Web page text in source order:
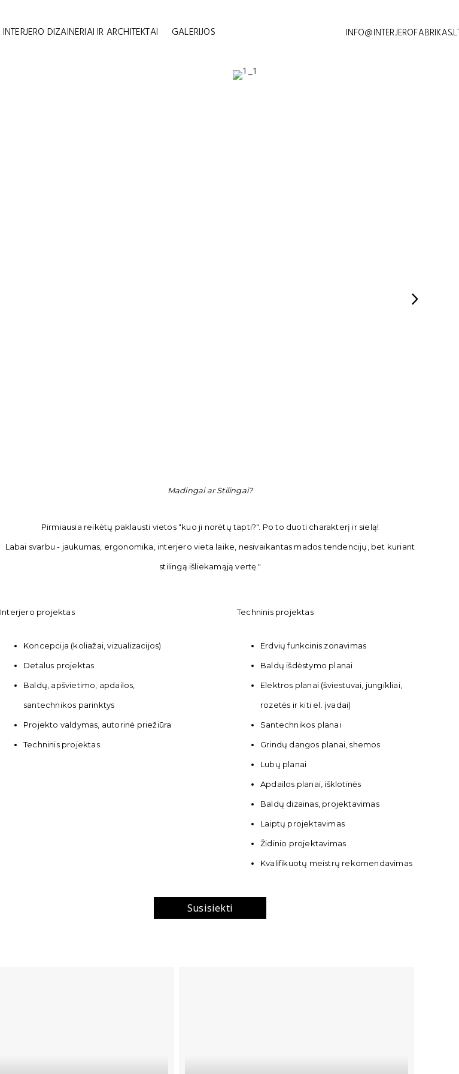
INTERJERO DIZAINERIAI IR ARCHITEKTAI GALERIJOS
Madingai ar Stilingai?
Pirmiausia reikėtų paklausti vietos "kuo ji norėtų tapti?". Po to duoti charakterį ir sielą!
Labai svarbu - jaukumas, ergonomika, interjero vieta laike, nesivaikantas mados tendencijų, bet kuriant
stilingą išliekamąją vertę."
Interjero projektas
Koncepcija (koliažai, vizualizacijos)
Detalus projektas
Baldų, apšvietimo, apdailos,
santechnikos parinktys
Projekto valdymas, autorinė priežiūra
Techninis projektas
Techninis projektas
Erdvių funkcinis zonavimas
Baldų išdėstymo planai
Elektros planai (šviestuvai, jungikliai,
rozetės ir kiti el. įvadai)
Santechnikos planai
Grindų dangos planai, shemos
Lubų planai
Apdailos planai, išklotinės
Baldų dizainas, projektavimas
Laiptų projektavimas
Židinio projektavimas
Kvalifikuotų meistrų rekomendavimas
Susisiekti